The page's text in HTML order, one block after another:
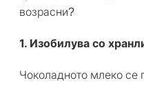
возрасни?
1. Изобилува со
Чоколадното млеко